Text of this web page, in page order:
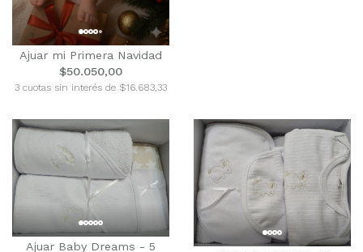
Ajuar mi Primera Navidad
$50.050,00
3 cuotas sin interés de $16.683,33
Ajuar Baby Dreams - 5